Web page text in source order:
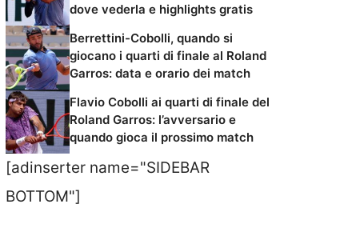
dove vederla e highlights gratis
Berrettini-Cobolli, quando si
giocano i quarti di finale al Roland
Garros: data e orario dei match
Flavio Cobolli ai quarti di finale del
Roland Garros: l’avversario e
quando gioca il prossimo match
[adinserter name="SIDEBAR
BOTTOM"]